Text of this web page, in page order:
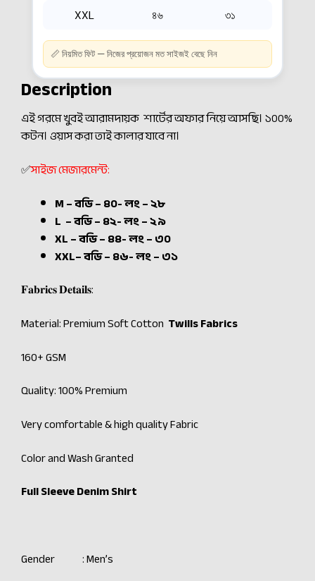
XXL
৪৬ ৩১
📏 নিয়মিত ফিট — নিজের প্রয়োজন মত সাইজই বেছে নিন
Description
এই গরমে খুবই আরামদায়ক শার্টের অফার নিয়ে আসছি। ১০০%
কটন।ওয়াস করা তাই কালার যাবে না।
✅সাইজ মেজারমেন্ট:
M – বডি – ৪০- লং – ২৮
L – বডি – ৪২- লং – ২৯
XL – বডি – ৪৪- লং – ৩০
XXL– বডি – ৪৬- লং – ৩১
𝐅𝐚𝐛𝐫𝐢𝐜𝐬 𝐃𝐞𝐭𝐚𝐢𝐥𝐬:
Material: Premium Soft Cotton Twills Fabrics
160+ GSM
Quality: 100% Premium
Very comfortable & high quality Fabric
Color and Wash Granted
Full Sleeve Denim Shirt
Gender : Men’s